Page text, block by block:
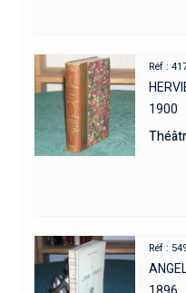
Réf :
1900
Réf :